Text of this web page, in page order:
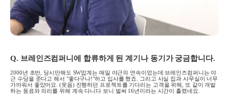
Q. 브레인즈컴퍼니에 합류하게 된 계기나 동기가 궁금합니다.
2000년 초반 당시만해도 SW업계는 매일 야근의 연속이었는데 브레인즈컴퍼니는 야
근 수당을 준다고 해서 "좋다구나!"하고 입사를 했죠
그리고 사실 집과 사무실이 너무
가까워서 좋았어요 . (웃음) 진행하던 프로젝트를 기다리는 고객을 위해
또 같이 개발
하는 동료와 의리를 위해 계속 다니다 보니 벌써 16년이라는 시간이 흘렸네요